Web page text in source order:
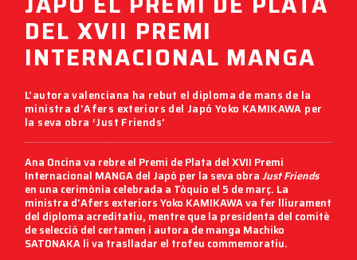
DEL XVII PREMI
INTERNACIONAL MANGA
L'autora valenciana ha rebut el diploma de mans de la
ministra d'Afers exteriors del Japó Yoko KAMIKAWA per
la seva obra ‘Just Friends’
Ana Oncina va rebre el Premi de Plata del XVII Premi
Internacional MANGA del Japó per la seva obraJust Friends
en una cerimònia celebrada a Tòquio el 5 de març. La
ministra d'Afers exteriors Yoko KAMIKAWA va fer lliurament
del diploma acreditatiu, mentre que la presidenta del comitè
de selecció del certamen i autora de manga Machiko
SATONAKA li va traslladar el trofeu commemoratiu.